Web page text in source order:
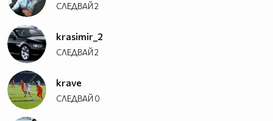
СЛЕДВАЙ2
krasimir_2
СЛЕДВАЙ2
krave
СЛЕДВАЙ 0